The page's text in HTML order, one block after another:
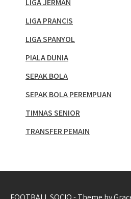
LIGA JERMAN
LIGA PRANCIS
LIGA SPANYOL
PIALA DUNIA
SEPAK BOLA
SEPAK BOLA PEREMPUAN
TIMNAS SENIOR
TRANSFER PEMAIN